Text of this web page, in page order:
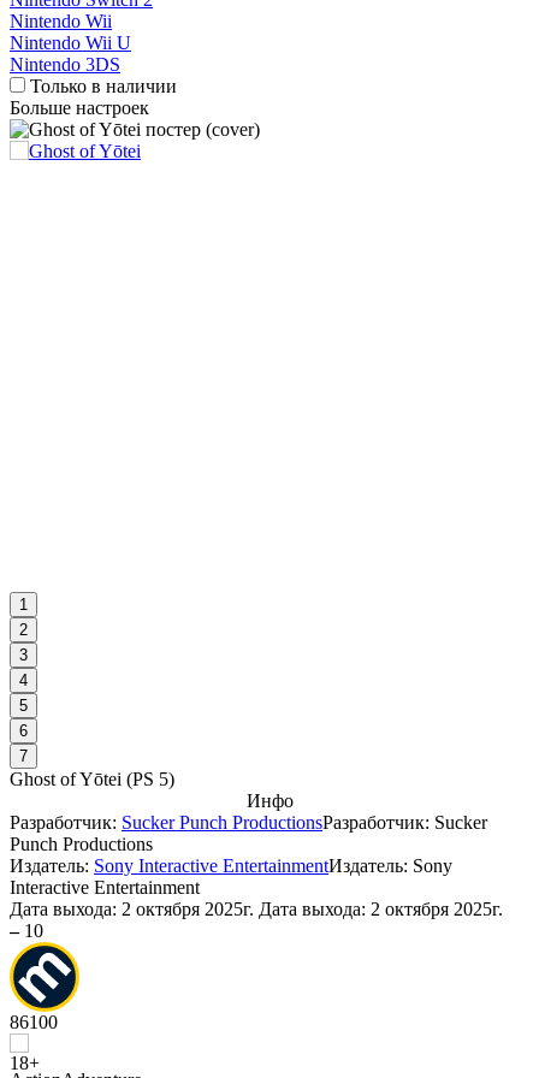
Nintendo Wii
Nintendo Wii U
Nintendo 3DS
Только в наличии
Больше настроек
1
2
3
4
5
6
7
Ghost of Yōtei (PS 5)
Инфо
Разработчик: Sucker Punch ProductionsРазработчик: Sucker
Punch Productions
Издатель: Sony Interactive EntertainmentИздатель: Sony
Interactive Entertainment
Дата выхода: 2 октября 2025г. Дата выхода: 2 октября 2025г.
– 10
86100